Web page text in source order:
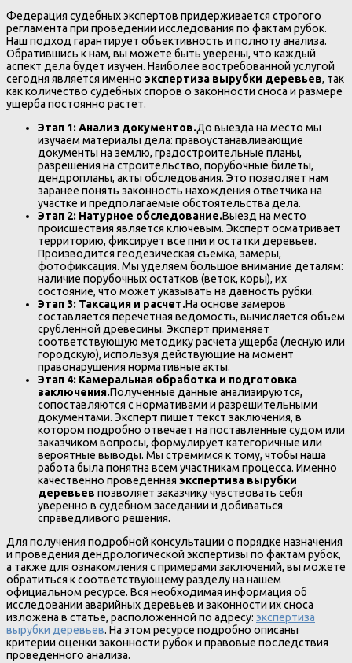
Федерация судебных экспертов придерживается строгого
регламента при проведении исследования по фактам рубок.
Наш подход гарантирует объективность и полноту анализа.
Обратившись к нам, вы можете быть уверены, что каждый
аспект дела будет изучен. Наиболее востребованной услугой
сегодня является именно экспертиза вырубки деревьев, так
как количество судебных споров о законности сноса и размере
ущерба постоянно растет.
Этап 1: Анализ документов.До выезда на место мы
изучаем материалы дела: правоустанавливающие
документы на землю, градостроительные планы,
разрешения на строительство, порубочные билеты,
дендропланы, акты обследования. Это позволяет нам
заранее понять законность нахождения ответчика на
участке и предполагаемые обстоятельства дела.
Этап 2: Натурное обследование.Выезд на место
происшествия является ключевым. Эксперт осматривает
территорию, фиксирует все пни и остатки деревьев.
Производится геодезическая съемка, замеры,
фотофиксация. Мы уделяем большое внимание деталям:
наличие порубочных остатков (веток, коры), их
состояние, что может указывать на давность рубки.
Этап 3: Таксация и расчет.На основе замеров
составляется перечетная ведомость, вычисляется объем
срубленной древесины. Эксперт применяет
соответствующую методику расчета ущерба (лесную или
городскую), используя действующие на момент
правонарушения нормативные акты.
Этап 4: Камеральная обработка и подготовка
заключения.Полученные данные анализируются,
сопоставляются с нормативами и разрешительными
документами. Эксперт пишет текст заключения, в
котором подробно отвечает на поставленные судом или
заказчиком вопросы, формулирует категоричные или
вероятные выводы. Мы стремимся к тому, чтобы наша
работа была понятна всем участникам процесса. Именно
качественно проведенная экспертиза вырубки
деревьев позволяет заказчику чувствовать себя
уверенно в судебном заседании и добиваться
справедливого решения.
Для получения подробной консультации о порядке назначения
и проведения дендрологической экспертизы по фактам рубок,
а также для ознакомления с примерами заключений, вы можете
обратиться к соответствующему разделу на нашем
официальном ресурсе. Вся необходимая информация об
исследовании аварийных деревьев и законности их сноса
изложена в статье, расположенной по адресу: экспертиза
вырубки деревьев. На этом ресурсе подробно описаны
критерии оценки законности рубок и правовые последствия
проведенного анализа.